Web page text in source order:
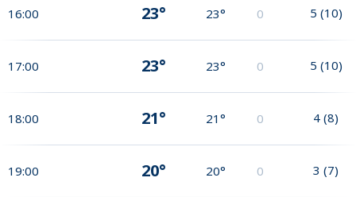
16:00 23° 23° 0 5 (10)
17:00 23° 23° 0 5 (10)
18:00 21° 21° 0 4 (8)
19:00 20° 20° 0 3 (7)